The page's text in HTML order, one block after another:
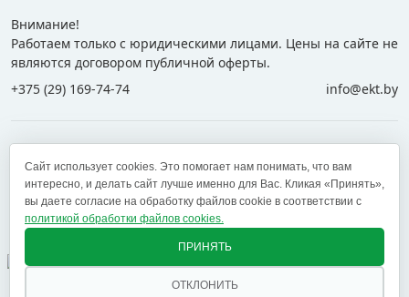
Внимание!
Работаем только с юридическими лицами. Цены на сайте не
являются договором публичной оферты.
+375 (29) 169-74-74
info@ekt.by
+375 (17) 269-74-74
zakaz@ekt.by
Оставить отзыв
Сайт использует cookies. Это помогает нам понимать, что вам
интересно, и делать сайт лучше именно для Вас. Кликая «Принять»,
вы даете согласие на обработку файлов cookie в соответствии с
политикой обработки файлов cookies.
ОТКЛОНИТЬ
ПРИНЯТЬ